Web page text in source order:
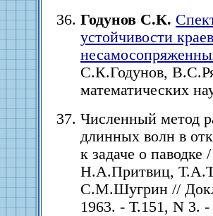
Годунов С.К.
устойчивости
С.К.Годунов,
математических
Численный метод
длинных волн в
к задаче о
Н.А.Притвиц,
С.М.Шугрин //
1963. - Т.151, N 3.